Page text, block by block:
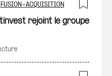
FUSION-ACQUISITION
rejoint le groupe